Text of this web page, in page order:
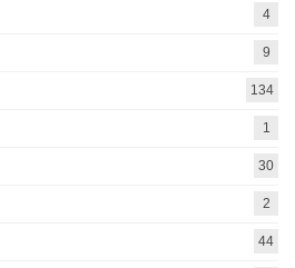
4
9
134
1
30
2
44